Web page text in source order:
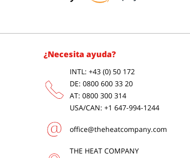
¿Necesita ayuda?
INTL: +43 (0) 50 172
DE: 0800 600 33 20
AT: 0800 300 314
USA/CAN: +1 647-994-1244
office@theheatcompany.com
THE HEAT COMPANY